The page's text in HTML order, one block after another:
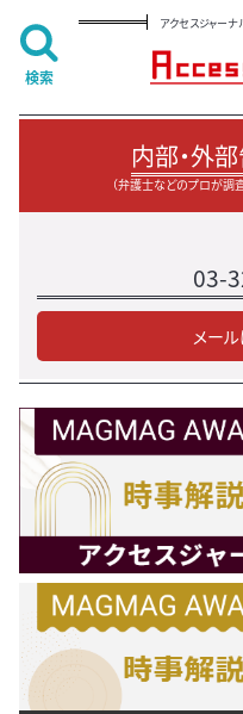
アクセスジャー
内部・外
（弁護士などのプロが調
03-
メー
検索